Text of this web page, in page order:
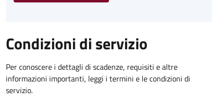
Condizioni di servizio
Per conoscere i dettagli di scadenze, requisiti e altre
informazioni importanti, leggi i termini e le condizioni di
servizio.